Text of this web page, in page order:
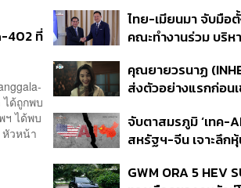
402 ที่
ด้ถูกพบ
ฯ ได้พบ
วหน้า
ไทย-เมียนมา จับมือ
คณะทำงานร่วม บริห
พรมแดน ชูเป้าหมาย
แวดล้อมยั่งยืน
คุณยายวรนาฏ
ส่งตัวอย่างแรกก่อน
จับตาสมรภูมิ ‘เทค-
สหรัฐฯ-จีน เจาะลึก
กลยุทธ์จัดพอร์ตสู้ศึ
GWM ORA 5 HEV